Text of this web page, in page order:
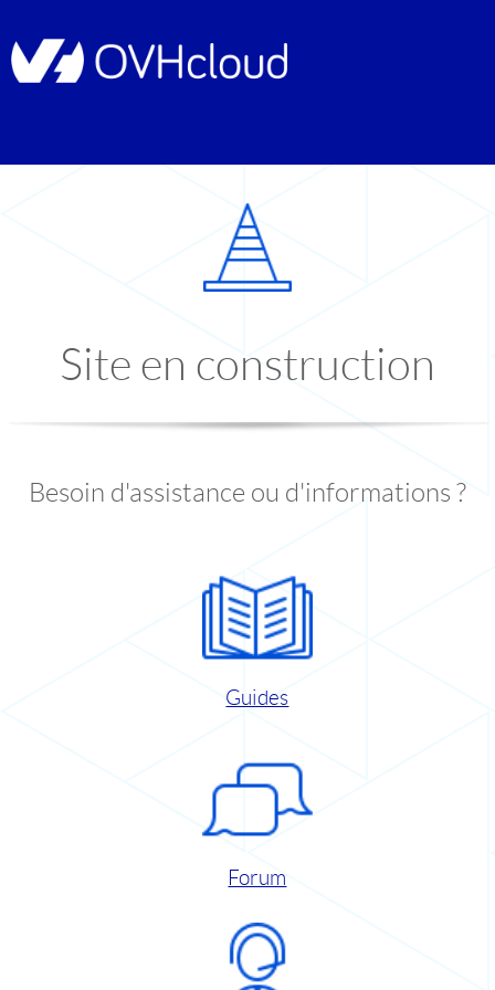
Site en construction
Besoin d'assistance ou d'informations ?
Guides
Forum